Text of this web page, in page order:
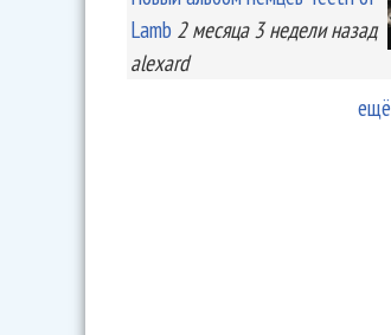
Lamb 2 месяца 3 неделиназад
alexard
ещё